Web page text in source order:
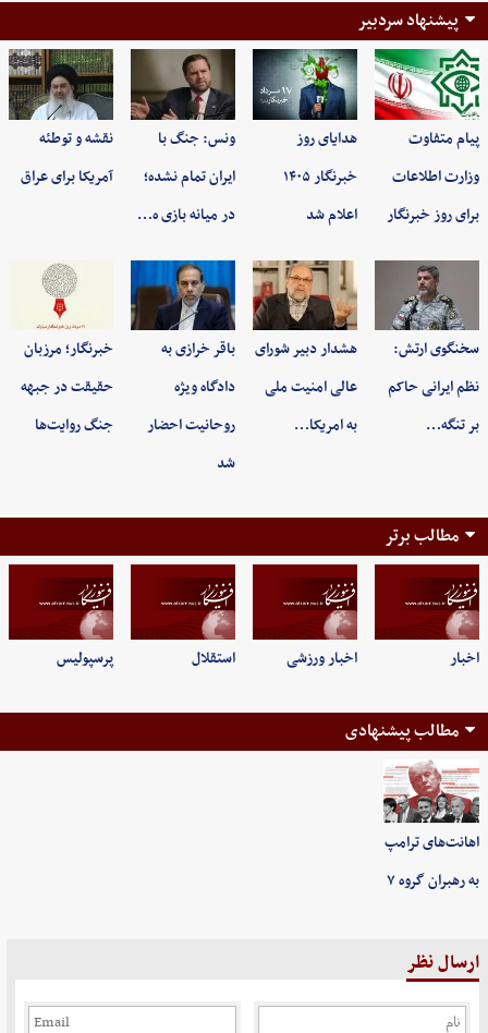
پیشنهاد سردبیر
پیام متفاوت
وزارت اطلاعات
برای روز خبرنگار
هدایای روز
خبرنگار ۱۴۰۵
اعلام شد
ونس: جنگ با
ایران تمام نشده؛
در میانه بازی ه…
نقشه و توطئه
آمریکا برای عراق
سخنگوی ارتش:
نظم ایرانی حاکم
بر تنگه…
هشدار دبیر شورای
عالی امنیت ملی
به امریکا…
باقر خرازی به
دادگاه ویژه
روحانیت احضار
شد
خبرنگار؛ مرزبان
حقیقت در جبهه
جنگ روایت‌ها
مطالب برتر
اخبار اخبار ورزشی استقلال پرسپولیس
مطالب پیشنهادی
اهانت‌های ترامپ
به رهبران گروه ۷
ارسال نظر